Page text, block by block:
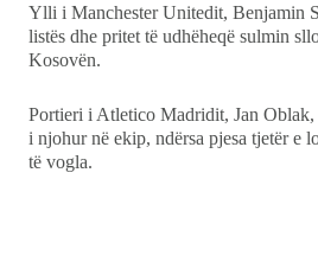
Ylli i Manchester Unitedit, Benjamin
listës dhe pritet të udhëheqë sulmin
Kosovën.
Portieri i Atletico Madridit, Jan Oblak,
i njohur në ekip, ndërsa pjesa tjetër e
të vogla.